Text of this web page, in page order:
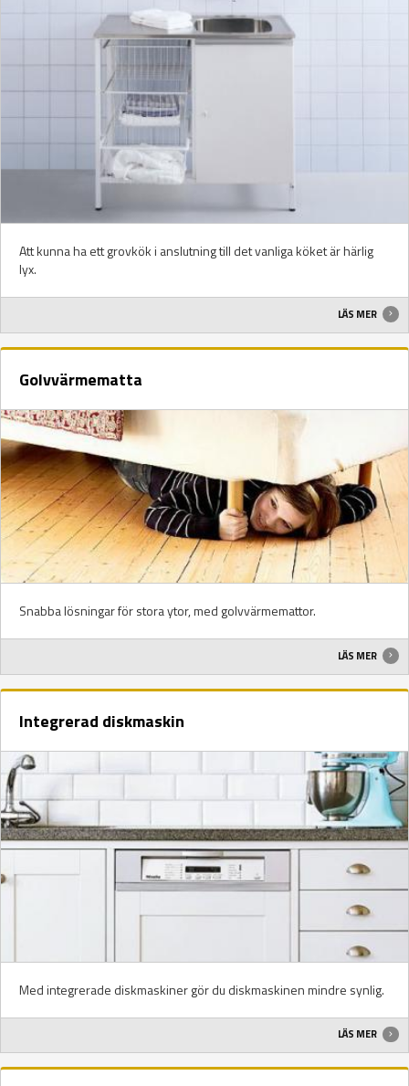
Att kunna ha ett grovkök i anslutning till det vanliga köket är härlig
lyx.
LÄS MER
Golvvärmematta
Snabba lösningar för stora ytor, med golvvärmemattor.
LÄS MER
Integrerad diskmaskin
Med integrerade diskmaskiner gör du diskmaskinen mindre synlig.
LÄS MER